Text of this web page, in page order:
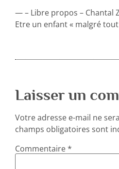
— – Libre propos – Chantal
Etre un enfant « malgré
Laisser un
Votre adresse e-mail ne
champs obligatoires sont
Commentaire*